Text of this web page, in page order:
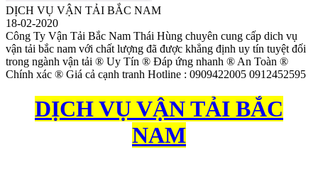
DỊCH VỤ VẬN TẢI BẮC NAM
18-02-2020
Công Ty Vận Tải Bắc Nam Thái Hùng chuyên cung cấp dich vụ
vận tải bắc nam với chất lượng đã được khẳng định uy tín tuyệt đối
trong ngành vận tải ® Uy Tín ® Đáp ứng nhanh ® An Toàn ®
Chính xác ® Giá cả cạnh tranh Hotline : 0909422005 0912452595
DỊCH VỤ VẬN TẢI BẮC
NAM